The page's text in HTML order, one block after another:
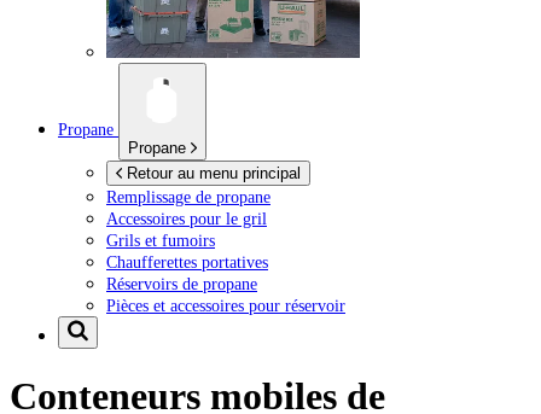
Propane
Propane
Retour au menu principal
Remplissage de propane
Accessoires pour le gril
Grils et fumoirs
Chaufferettes portatives
Réservoirs de propane
Pièces et accessoires pour réservoir
Conteneurs mobiles de